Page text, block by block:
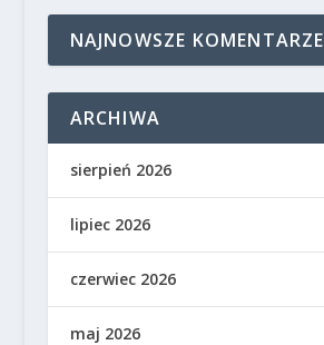
NAJNOWSZE KOMENTARZE
ARCHIWA
sierpień 2026
lipiec 2026
czerwiec 2026
maj 2026